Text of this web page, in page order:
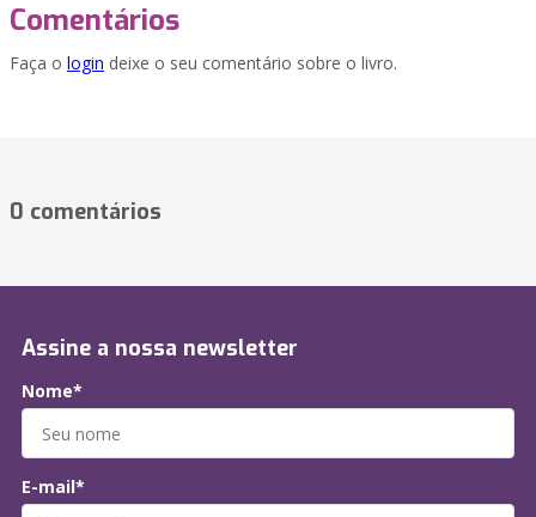
Comentários
Faça o login deixe o seu comentário sobre o livro.
0 comentários
Assine a nossa newsletter
Nome*
E-mail*